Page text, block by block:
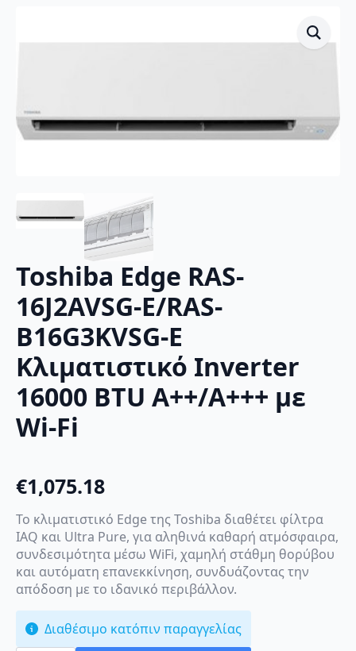
Toshiba Edge RAS-
16J2AVSG-E/RAS-
B16G3KVSG-E
Κλιματιστικό Inverter
16000 BTU A++/A+++ με
Wi-Fi
€1,075.18
Το κλιματιστικό Edge της Toshiba διαθέτει φίλτρα
IAQ και Ultra Pure, για αληθινά καθαρή ατμόσφαιρα,
συνδεσιμότητα μέσω WiFi, χαμηλή στάθμη θορύβου
και αυτόματη επανεκκίνηση, συνδυάζοντας την
απόδοση με το ιδανικό περιβάλλον.
Διαθέσιμο κατόπιν παραγγελίας